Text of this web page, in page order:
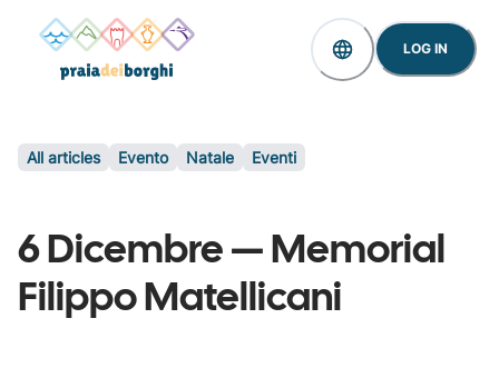
LOG IN
All articles Evento Natale Eventi
6 Dicembre — Memorial
Filippo Matellicani